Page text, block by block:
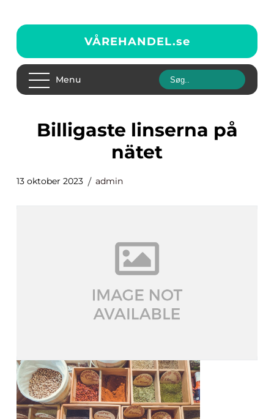
VÅREHANDEL.se
Menu
billigaste linserna på
nätet
13 oktober 2023 admin